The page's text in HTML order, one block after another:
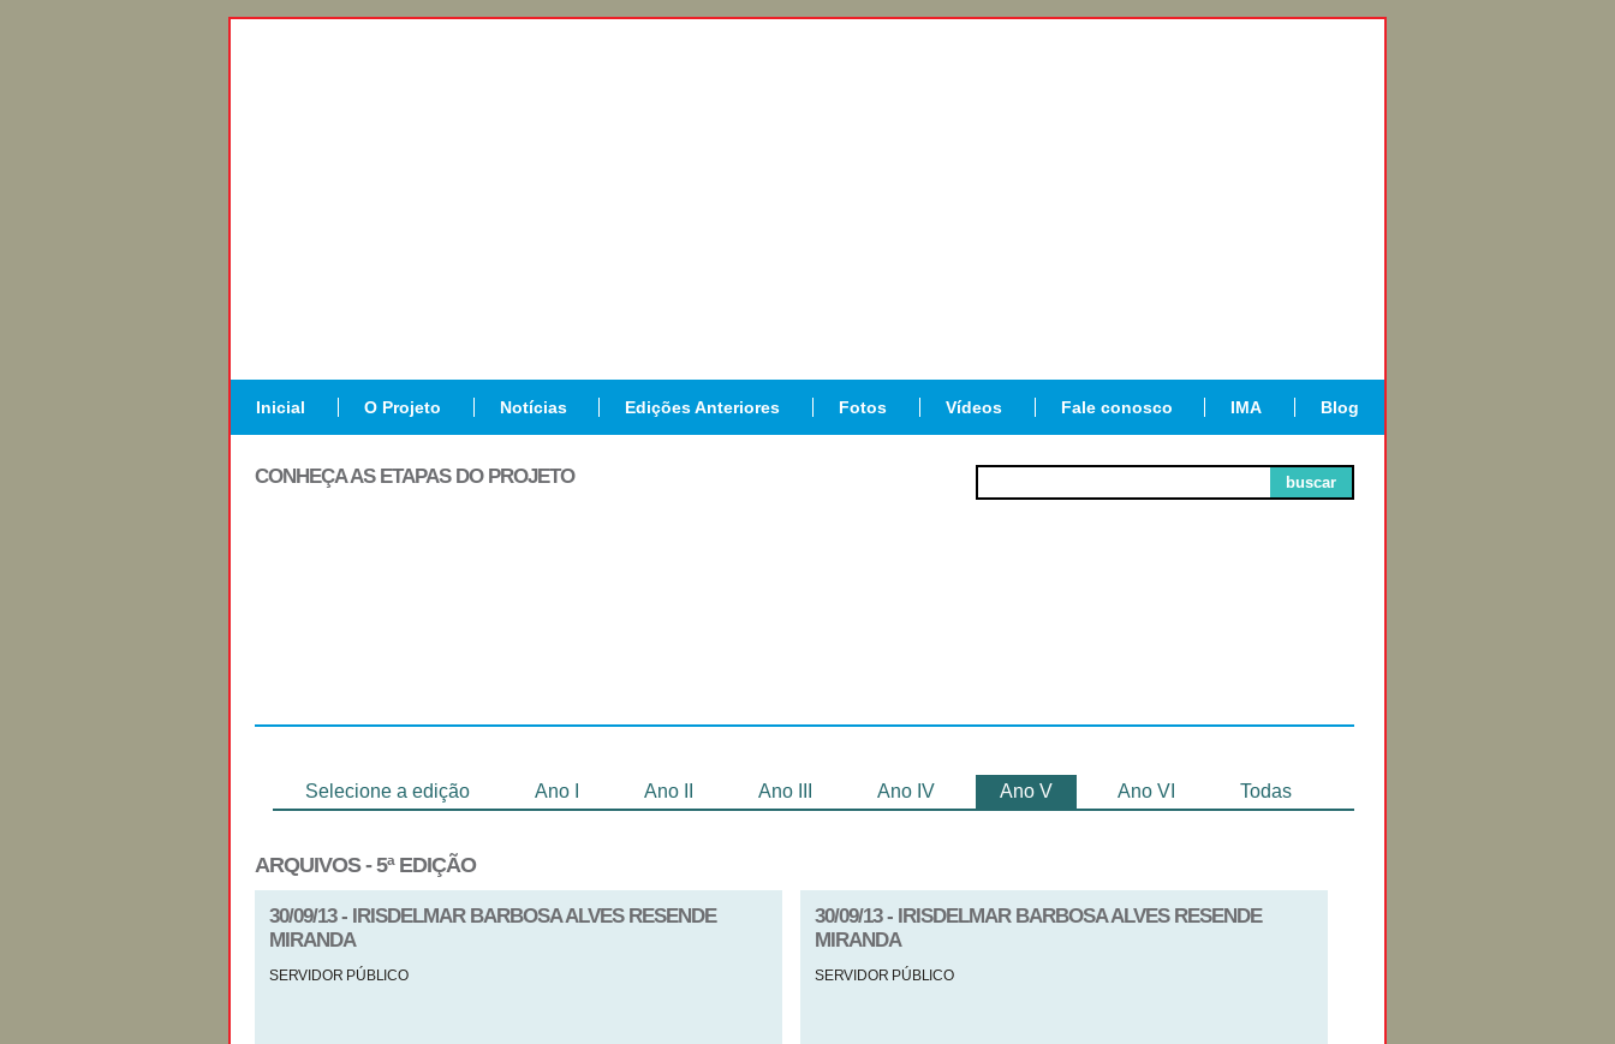
Inicial O Projeto Notícias Edições Anteriores Fotos Vídeos Fale conosco IMA Blog
buscar
CONHEÇA AS ETAPAS DO PROJETO
Selecione a edição Ano I Ano II Ano III Ano IV Ano V Ano VI Todas
ARQUIVOS - 5ª EDIÇÃO
30/09/13 - IRISDELMAR BARBOSA ALVES RESENDE
MIRANDA
SERVIDOR PÚBLICO
30/09/13 - IRISDELMAR BARBOSA ALVES RESENDE
MIRANDA
SERVIDOR PÚBLICO